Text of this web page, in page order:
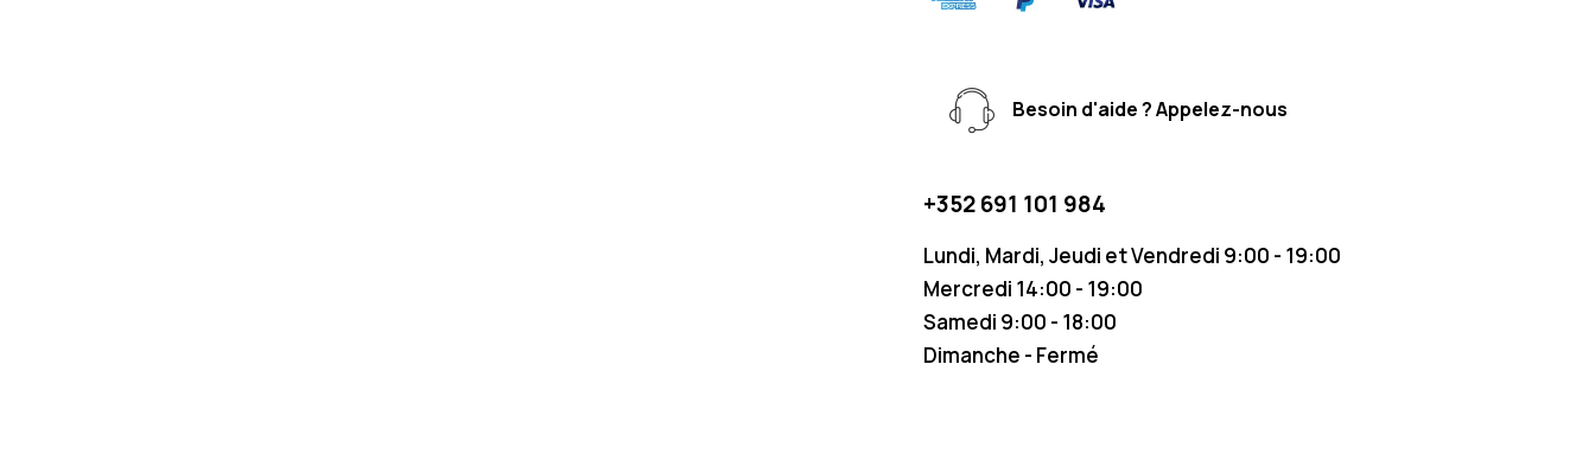
Besoin d'aide ? Appelez-nous
+352 691 101 984
Lundi, Mardi, Jeudi et Vendredi 9:00 - 19:00
Mercredi 14:00 - 19:00
Samedi 9:00 - 18:00
Dimanche - Fermé